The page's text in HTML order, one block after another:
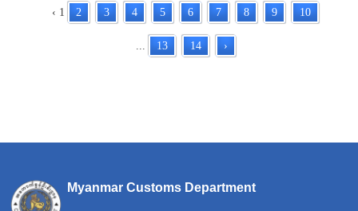
‹ 1 2 3 4 5 6 7 8 9 10
13 14 ›
Myanmar Customs Department